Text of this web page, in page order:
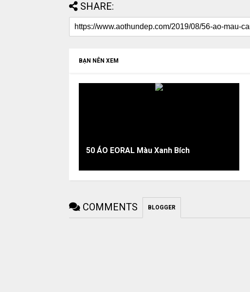
SHARE:
BẠN NÊN XEM
50 ÁO EORAL Màu Xanh Bích
COMMENTS BLOGGER